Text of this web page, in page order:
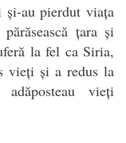
au pierdut viața
țara și
la fel ca Siria,
vieți și a redus la
vieți